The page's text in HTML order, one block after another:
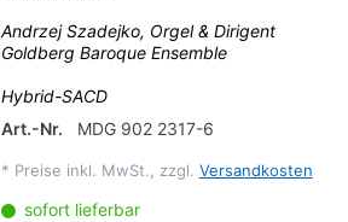
Andrzej Szadejko, Orgel & Dirigent
Goldberg Baroque Ensemble
Hybrid-SACD
Art.-Nr.
MDG 902 2317-6
* Preise inkl. MwSt., zzgl. Versandkosten
sofort lieferbar